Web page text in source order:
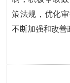
策法规，优化
不断加强和改善